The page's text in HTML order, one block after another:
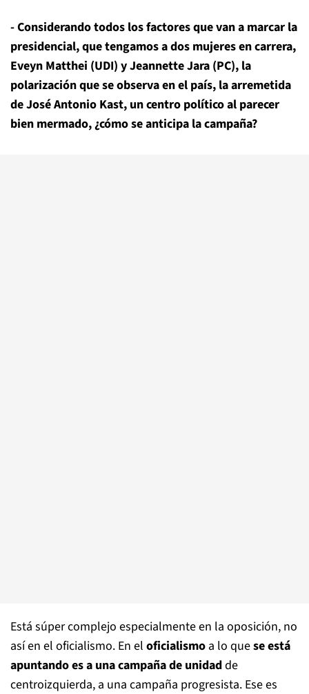
- Considerando todos los factores que van a marcar la
presidencial, que tengamos a dos mujeres en carrera,
Eveyn Matthei (UDI) y Jeannette Jara (PC), la
polarización que se observa en el país, la arremetida
de José Antonio Kast, un centro político al parecer
bien mermado, ¿cómo se anticipa la campaña?
Está súper complejo especialmente en la oposición, no
así en el oficialismo. En el oficialismo a lo quese está
apuntando es a una campaña de unidadde
centroizquierda, a una campaña progresista. Ese es